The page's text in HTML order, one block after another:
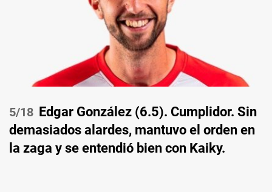
/18 Edgar González (6.5). Cumplidor. Sin
demasiados alardes, mantuvo el orden en
la zaga y se entendió bien con Kaiky.